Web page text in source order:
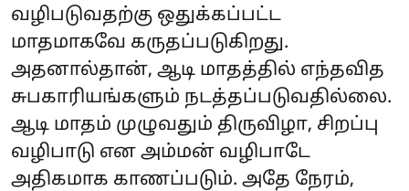
வழிபடுவதற்கு ஒதுக்கப்பட்ட
மாதமாகவே கருதப்படுகிறது.
அதனால்தான், ஆடி மாதத்தில் எந்தவித
சுபகாரியங்களும் நடத்தப்படுவதில்லை.
ஆடி மாதம் முழுவதும் திருவிழா, சிறப்பு
வழிபாடு என அம்மன் வழிபாடே
அதிகமாக காணப்படும். அதே நேரம்,